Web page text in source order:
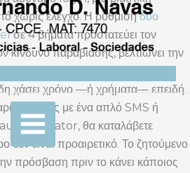
χωρίς έλεγχο. Η ρύθμισηδύο
σε 4 βήματα προστατεύει τον
κίνδυνο παραβίασης, βελτιώνει την
έλεγχο στη διαδικασία
χάσει χρόνο —ή χρήματα— επειδή
σας με ένα απλό SMS ή
authenticator, θα καταλάβετε
δεν είναι προαιρετικό. Το ζητούμενο
πρόσβαση πριν το κάνει κάποιος